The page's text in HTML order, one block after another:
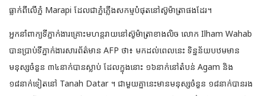
ធ្លាក់ពីលើភ្នំ Marapi ដែល​ជាភ្នំភ្លើងសកម្មបំផុតនៅស៊ូម៉ាត្រាផងដែរ។
អ្នកនាំពាក្យទីភ្នាក់ងារគ្រោះមហន្តរាយនៅស៊ូម៉ាត្រាខាងលិច លោក Ilham Wahab
បានប្រាប់ទី​ភ្នាក់ងារសារព័ត៌មាន AFP ថា៖ មកដល់ពេលនេះ ទិន្នន័យបឋមមាន
មនុស្សចំនួន ៣៤​នាក់​បាន​ស្លាប់ ដែលក្នុង​នោះ ១៦នាក់នៅតំបន់ Agam និង
១៨នាក់ទៀតនៅ Tanah Datar ។ ជាមួយ​គ្នានេះ​មានមនុស្សចំនួន ១៨នាក់បានរង